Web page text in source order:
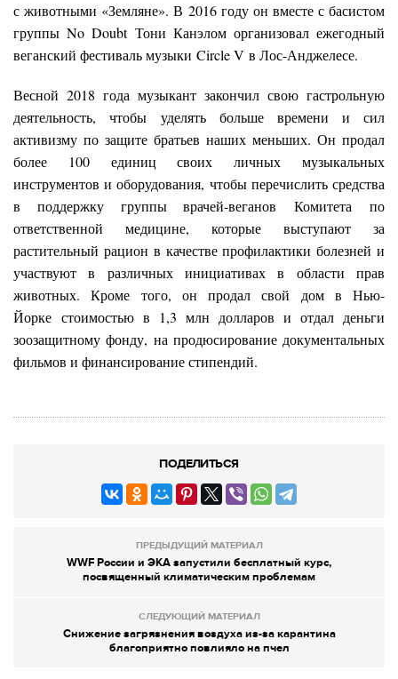
с животными «Земляне». В 2016 году он вместе с басистом
группы No Doubt Тони Канэлом организовал ежегодный
веганский фестиваль музыки Circle V в Лос-Анджелесе.
Весной 2018 года музыкант закончил свою гастрольную
деятельность, чтобы уделять больше времени и сил
активизму по защите братьев наших меньших. Он продал
более 100 единиц своих личных музыкальных
инструментов и оборудования, чтобы перечислить средства
в поддержку группы врачей-веганов Комитета по
ответственной медицине, которые выступают за
растительный рацион в качестве профилактики болезней и
участвуют в различных инициативах в области прав
животных. Кроме того, он продал свой дом в Нью-
Йорке стоимостью в 1,3 млн долларов и отдал деньги
зоозащитному фонду, на продюсирование документальных
фильмов и финансирование стипендий.
ПОДЕЛИТЬСЯ
ПРЕДЫДУЩИЙ МАТЕРИАЛ
WWF России и ЭКА запустили бесплатный курс,
посвященный климатическим проблемам
СЛЕДУЮЩИЙ МАТЕРИАЛ
Снижение загрязнения воздуха из-за карантина
благоприятно повлияло на пчел